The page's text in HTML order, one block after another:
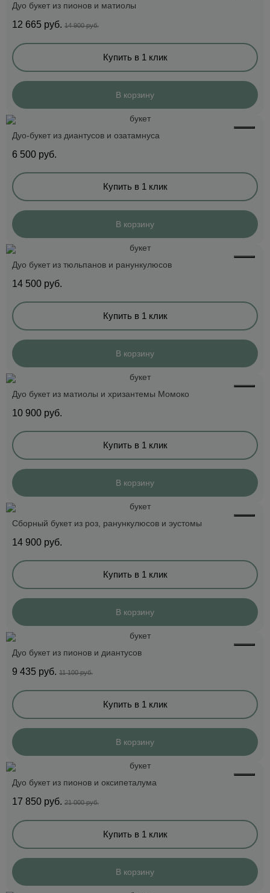
Дуо букет из пионов и матиолы
12 665 руб. 14 900 руб.
Купить в 1 клик
В корзину
Дуо-букет из диантусов и озатамнуса
6 500 руб.
Купить в 1 клик
В корзину
Дуо букет из тюльпанов и ранункулюсов
14 500 руб.
Купить в 1 клик
В корзину
Дуо букет из матиолы и хризантемы Момоко
10 900 руб.
Купить в 1 клик
В корзину
Сборный букет из роз, ранункулюсов и эустомы
14 900 руб.
Купить в 1 клик
В корзину
Дуо букет из пионов и диантусов
9 435 руб. 11 100 руб.
Купить в 1 клик
В корзину
Дуо букет из пионов и оксипеталума
17 850 руб. 21 000 руб.
Купить в 1 клик
В корзину